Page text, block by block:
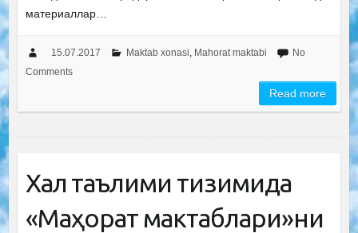
материаллар…
15.07.2017 Maktab xonasi Mahorat maktabi
No
Comments
Read more
Халқ таълими тизимида
«Маҳорат мактаблари»ни